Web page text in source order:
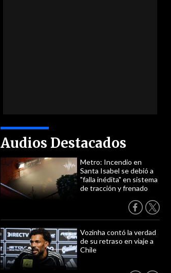
Audios Destacados
Metro: Incendio en
Santa Isabel se debió a
"falla inédita" en sistema
de tracción y frenado
Vozinha contó la verdad
de su retraso en viaje a
Chile